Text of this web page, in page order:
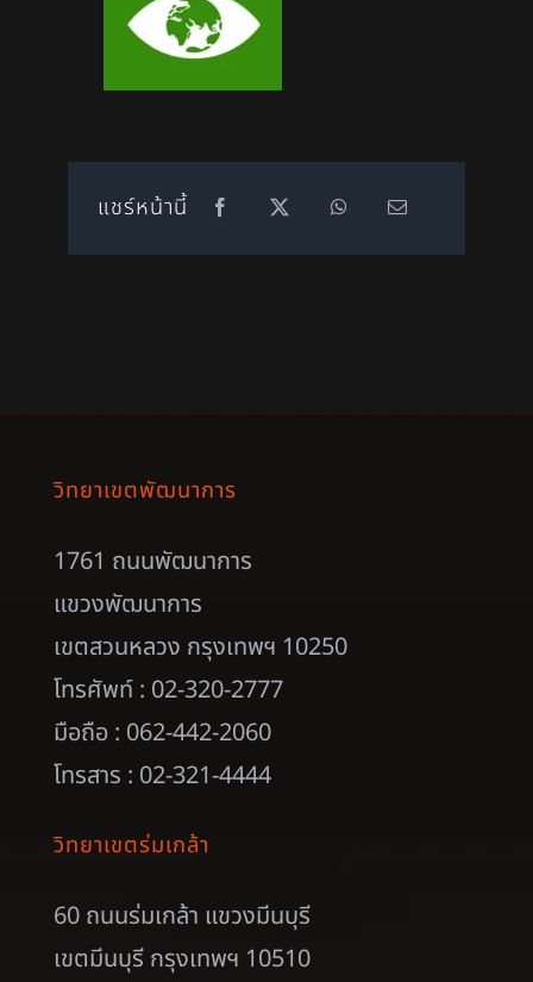
แชร์หน้านี้
วิทยาเขตพัฒนาการ
1761 ถนนพัฒนาการ
แขวงพัฒนาการ
เขตสวนหลวง กรุงเทพฯ 10250
โทรศัพท์ : 02-320-2777
มือถือ : 062-442-2060
โทรสาร : 02-321-4444
วิทยาเขตร่มเกล้า
60 ถนนร่มเกล้า แขวงมีนบุรี
เขตมีนบุรี กรุงเทพฯ 10510